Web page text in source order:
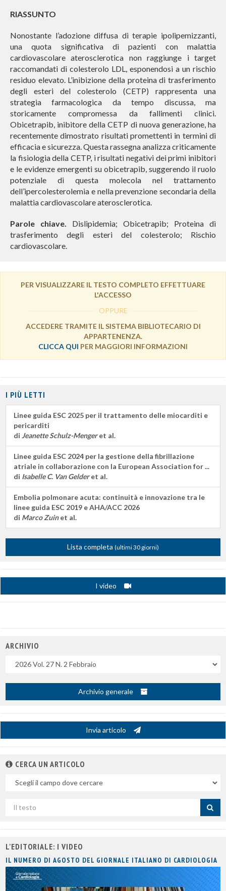
RIASSUNTO
Nonostante l’adozione diffusa di terapie ipolipemizzanti,
una quota significativa di pazienti con malattia
cardiovascolare aterosclerotica non raggiunge i target
raccomandati di colesterolo LDL, esponendosi a un rischio
residuo elevato. L’inibizione della proteina di trasferimento
degli esteri del colesterolo (CETP) rappresenta una
strategia farmacologica da tempo discussa, ma
storicamente compromessa da fallimenti clinici.
Obicetrapib, inibitore della CETP di nuova generazione, ha
recentemente dimostrato risultati promettenti in termini di
efficacia e sicurezza. Questa rassegna analizza criticamente
la fisiologia della CETP, i risultati negativi dei primi inibitori
e le evidenze emergenti su obicetrapib, suggerendo il ruolo
potenziale di questa molecola nel trattamento
dell’ipercolesterolemia e nella prevenzione secondaria della
malattia cardiovascolare aterosclerotica.
Parole chiave. Dislipidemia; Obicetrapib; Proteina di
trasferimento degli esteri del colesterolo; Rischio
cardiovascolare.
PER VISUALIZZARE IL TESTO COMPLETO EFFETTUARE
L'ACCESSO
OPPURE
ACCEDERE TRAMITE IL SISTEMA BIBLIOTECARIO DI
APPARTENENZA.
CLICCA QUI PER MAGGIORI INFORMAZIONI
I PIÙ LETTI
Linee guida ESC 2025 per il trattamento delle miocarditi e
pericarditi
di Jeanette Schulz-Mengeret al.
Linee guida ESC 2024 per la gestione della fibrillazione
atriale in collaborazione con la European Association for ...
di Isabelle C. Van Gelderet al.
Embolia polmonare acuta: continuità e innovazione tra le
linee guida ESC 2019 e AHA/ACC 2026
di Marco Zuinet al.
Lista completa (ultimi 30 giorni)
I video
ARCHIVIO
Uscite
Archivio generale
Invia articolo
CERCA UN ARTICOLO
Nel
Cerca
L'EDITORIALE: I VIDEO
IL NUMERO DI AGOSTO DEL GIORNALE ITALIANO DI CARDIOLOGIA